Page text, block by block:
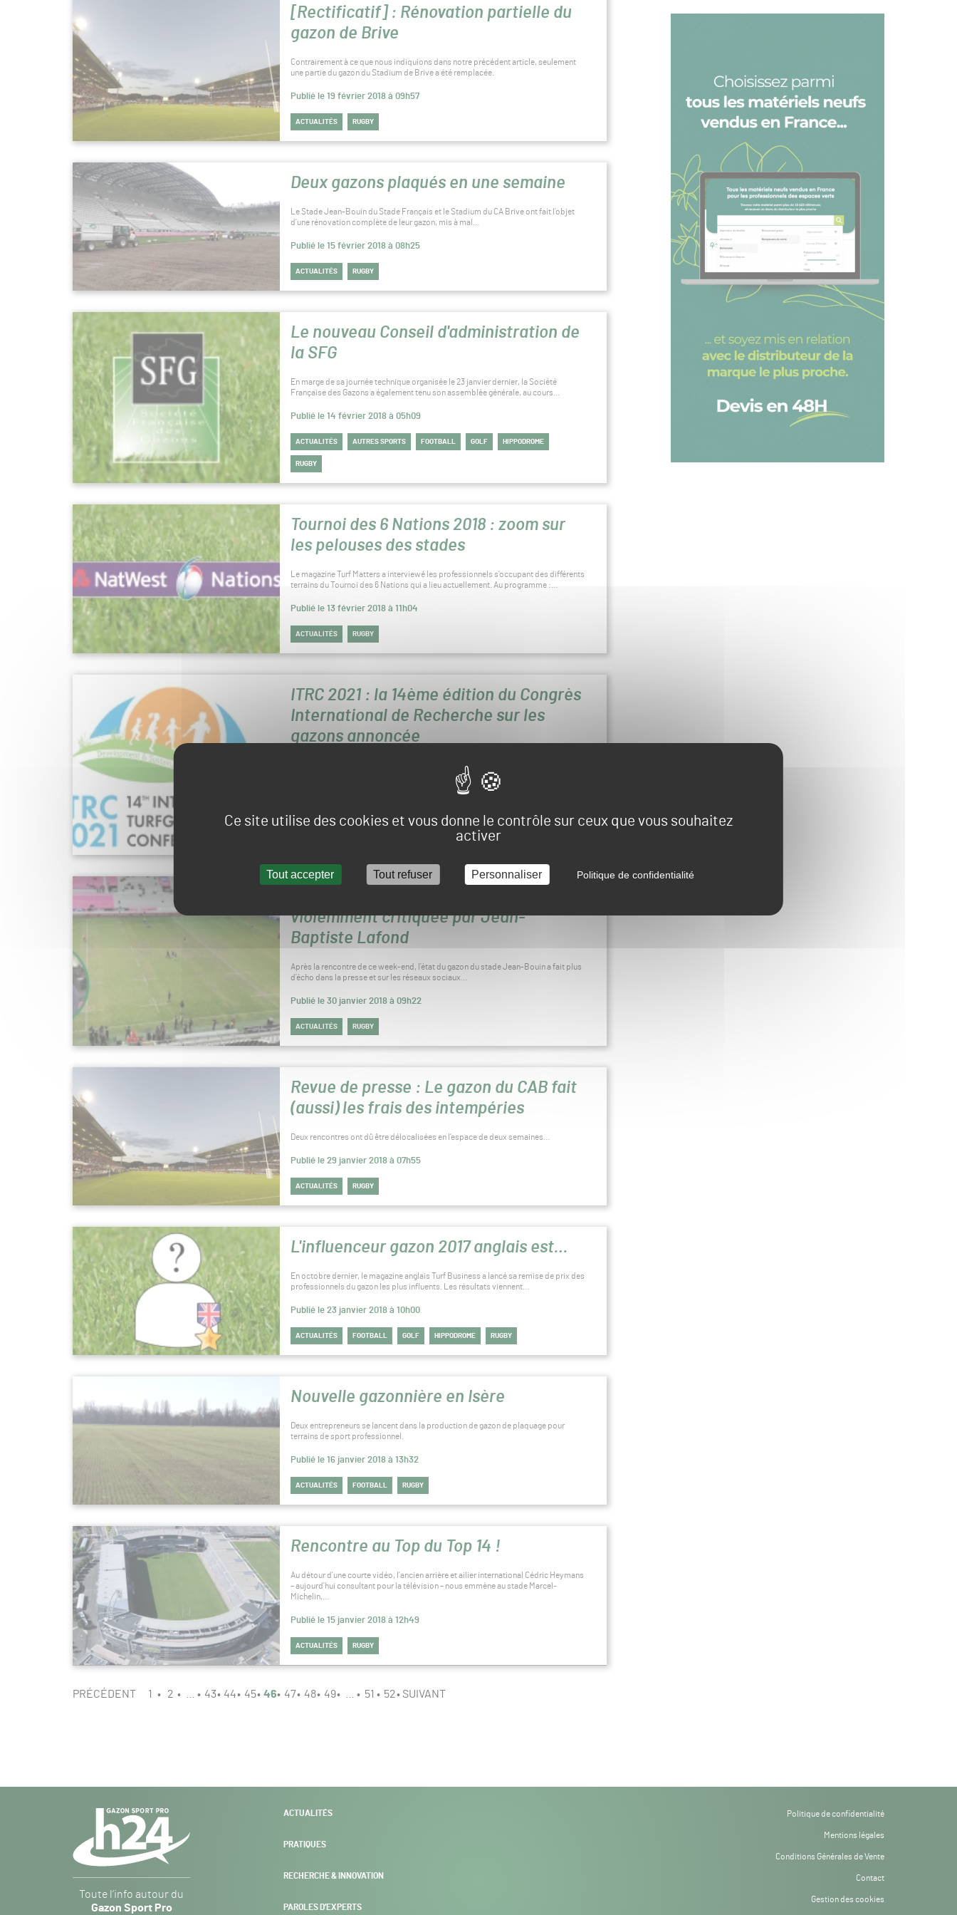
Ce site utilise des cookies et vous donne le contrôle sur ceux que vous souhaitez
activer
Tout accepter Tout refuser Personnaliser Politique de confidentialité
[Rectificatif] : Rénovation partielle du
gazon de Brive
Contrairement à ce que nous indiquions dans notre précédent article, seulement
une partie du gazon du Stadium de Brive a été remplacée.
Publié le 19 février 2018 à 09h57
ACTUALITÉS RUGBY
Deux gazons plaqués en une semaine
Le Stade Jean-Bouin du Stade Français et le Stadium du CA Brive ont fait l’objet
d’une rénovation complète de leur gazon, mis à mal…
Publié le 15 février 2018 à 08h25
ACTUALITÉS RUGBY
Le nouveau Conseil d'administration de
la SFG
En marge de sa journée technique organisée le 23 janvier dernier, la Société
Française des Gazons a également tenu son assemblée générale, au cours…
Publié le 14 février 2018 à 05h09
ACTUALITÉS AUTRES SPORTS FOOTBALL GOLF HIPPODROME
RUGBY
Tournoi des 6 Nations 2018 : zoom sur
les pelouses des stades
Le magazine Turf Matters a interviewé les professionnels s’occupant des différents
terrains du Tournoi des 6 Nations qui a lieu actuellement. Au programme :…
Publié le 13 février 2018 à 11h04
ACTUALITÉS RUGBY
ITRC 2021 : la 14ème édition du Congrès
International de Recherche sur les
gazons annoncée
Conférence lancée en 1969, l’ITRC cherche à encourager la recherche et l’éducation
en matière de gazon et à organiser une communication entre les chercheurs
HIPPODROME RUGBY
violemment critiquée par Jean-
Baptiste Lafond
Après la rencontre de ce week-end, l’état du gazon du stade Jean-Bouin a fait plus
d’écho dans la presse et sur les réseaux sociaux…
Publié le 30 janvier 2018 à 09h22
ACTUALITÉS RUGBY
Revue de presse : Le gazon du CAB fait
(aussi) les frais des intempéries
Deux rencontres ont dû être délocalisées en l’espace de deux semaines…
Publié le 29 janvier 2018 à 07h55
ACTUALITÉS RUGBY
L'influenceur gazon 2017 anglais est…
En octobre dernier, le magazine anglais Turf Business a lancé sa remise de prix des
professionnels du gazon les plus influents. Les résultats viennent…
Publié le 23 janvier 2018 à 10h00
ACTUALITÉS FOOTBALL GOLF HIPPODROME RUGBY
Nouvelle gazonnière en Isère
Deux entrepreneurs se lancent dans la production de gazon de plaquage pour
terrains de sport professionnel.
Publié le 16 janvier 2018 à 13h32
ACTUALITÉS FOOTBALL RUGBY
Rencontre au Top du Top 14 !
Au détour d’une courte vidéo, l’ancien arrière et ailier international Cédric Heymans
– aujourd’hui consultant pour la télévision – nous emmène au stade Marcel-
Michelin,…
Publié le 15 janvier 2018 à 12h49
ACTUALITÉS RUGBY
PAGINATION
PAGE
PRÉCÉDENT 1 2 43 44 45 46 47 48 49 51 52 SUIVANT
Sport
Toute l’info autour du
Gazon Sport Pro
ACTUALITÉS
PRATIQUES
RECHERCHE & INNOVATION
PAROLES D’EXPERTS
Politique de confidentialité
Mentions légales
Conditions Générales de Vente
Contact
Gestion des cookies